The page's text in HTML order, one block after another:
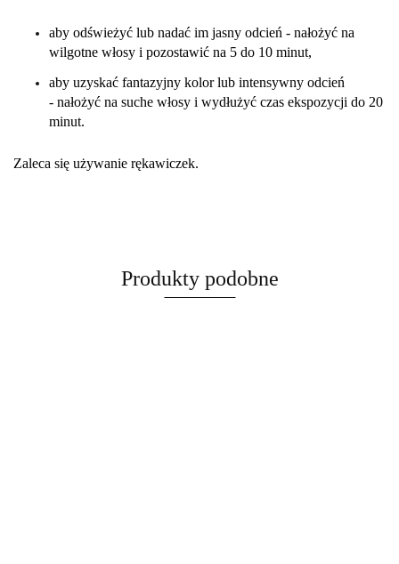
aby odświeżyć lub nadać im jasny odcień - nałożyć na
wilgotne włosy i pozostawić na 5 do 10 minut,
aby uzyskać fantazyjny kolorlub intensywny odcień
- nałożyć na suche włosy i wydłużyć czas ekspozycji do 20
minut.
Zaleca się używanie rękawiczek.
Produkty podobne